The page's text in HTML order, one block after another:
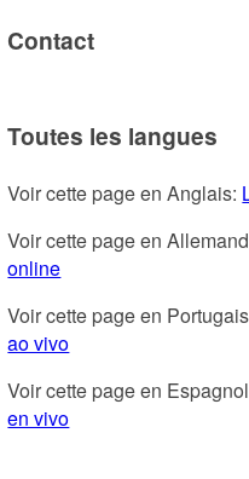
Contact
Toutes les langues
Voir cette page en Anglais:
Voir cette page en
online
Voir cette page en
ao vivo
Voir cette page en
en vivo